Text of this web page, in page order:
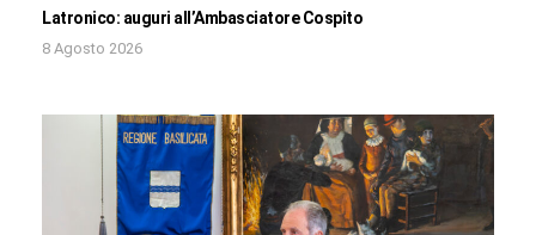
Latronico: auguri all’Ambasciatore Cospito
8 Agosto 2026